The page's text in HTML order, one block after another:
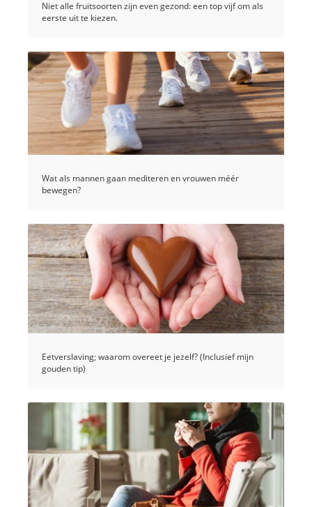
Niet alle fruitsoorten zijn even gezond: een top vijf om als
eerste uit te kiezen.
Wat als mannen gaan mediteren en vrouwen méér
bewegen?
Eetverslaving; waarom overeet je jezelf? (Inclusief mijn
gouden tip)